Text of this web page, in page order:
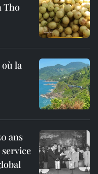
Tho
où la
ans